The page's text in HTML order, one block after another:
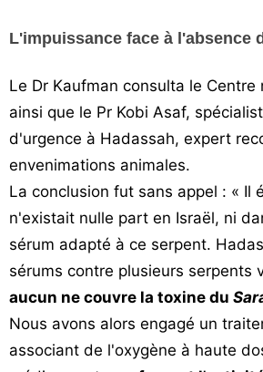
L'impuissance face à l'absence
Le Dr Kaufman consulta le Centre
ainsi que le Pr Kobi Asaf,
d'urgence à Hadassah, expert
envenimations animales.
La conclusion fut sans appel : « Il
n'existait nulle part en Israël, ni
sérum adapté à ce serpent.
sérums contre plusieurs serpents
aucun ne couvre la toxine du
Nous avons alors engagé un
associant de l'oxygène à haute